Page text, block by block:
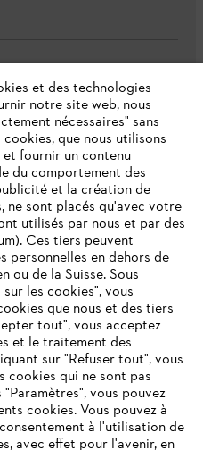
INTERNET
CHARGE
que nous ne prenons plus
de notre site ne
Pour une utilisation
recommandons de passer à
et des technologies
notre site web, nous
nécessaires" sans
que nous utilisons
fournir un contenu
du comportement des
et la création de
sont placés qu'avec votre
utilisés par nous et par des
Ces tiers peuvent
personnelles en dehors de
ou de la Suisse. Sous
les cookies", vous
que nous et des tiers
tout", vous acceptez
et le traitement des
sur "Refuser tout", vous
cookies qui ne sont pas
vous pouvez
cookies. Vous pouvez à
à l'utilisation de
avec effet pour l'avenir, en